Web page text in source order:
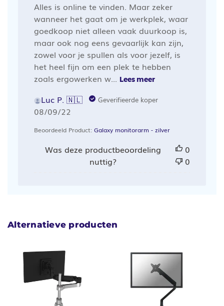
Alles is online te vinden. Maar zeker
wanneer het gaat om je werkplek, waar
goedkoop niet alleen vaak duurkoop is,
maar ook nog eens gevaarlijk kan zijn,
zowel voor je spullen als voor jezelf, is
het heel fijn om een plek te hebben
zoals ergowerken w... Lees meer
Luc P. 🇳🇱 Geverifieerde koper
Publicatiedatum
08/09/22
Beoordeeld Product: Galaxy monitorarm - zilver
Was deze productbeoordeling
nuttig?
0
0
Alternatieve producten